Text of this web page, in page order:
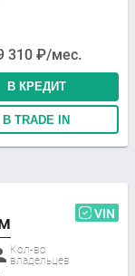
310 ₽/мес.
В КРЕДИТ
В TRADE IN
VIN
Кол-во
владельцев